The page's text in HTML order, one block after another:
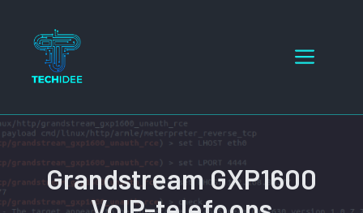
inhoud
Menu
Grandstream GXP1600